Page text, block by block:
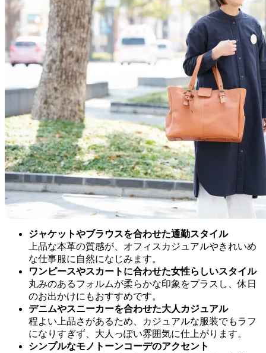
ジャケットやブラウスを合わせた通勤スタイル
上品な本革の質感が、オフィスカジュアルやきれいめ
な仕事服に自然になじみます。
ワンピースやスカートに合わせた女性らしいスタイル
丸みのあるフォルムが柔らかな印象をプラスし、休日
のお出かけにもおすすめです。
デニムやスニーカーを合わせた大人カジュアル
程よい上品さがあるため、カジュアルな服装でもラフ
になりすぎず、大人っぽい雰囲気に仕上がります。
シンプルなモノトーンコーデのアクセント